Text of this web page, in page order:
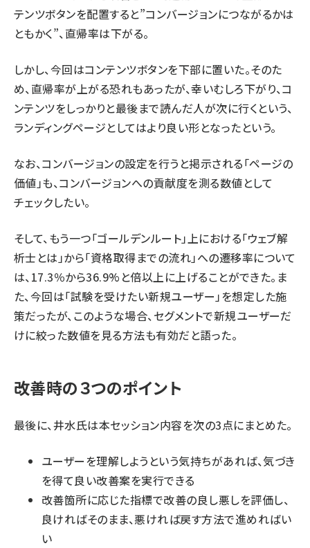
テンツボタンを配置すると”コンバージョンにつながるかは
ともかく”、直帰率は下がる。
しかし、今回はコンテンツボタンを下部に置いた。そのた
め、直帰率が上がる恐れもあったが、幸いむしろ下がり、コ
ンテンツをしっかりと最後まで読んだ人が次に行くという、
ランディングページとしてはより良い形となったという。
なお、コンバージョンの設定を行うと掲示される「ページの
価値」も、コンバージョンへの貢献度を測る数値として
チェックしたい。
そして、もう一つ「ゴールデンルート」上における「ウェブ解
析士とは」から「資格取得までの流れ」への遷移率について
は、17.3％から36.9%と倍以上に上げることができた。ま
た、今回は「試験を受けたい新規ユーザー」を想定した施
策だったが、このような場合、セグメントで新規ユーザーだ
けに絞った数値を見る方法も有効だと語った。
改善時の３つのポイント
最後に、井水氏は本セッション内容を次の3点にまとめた。
ユーザーを理解しようという気持ちがあれば、気づき
を得て良い改善案を実行できる
改善箇所に応じた指標で改善の良し悪しを評価し、
良ければそのまま、悪ければ戻す方法で進めればい
い